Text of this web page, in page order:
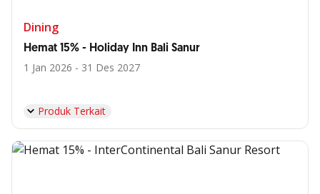
Dining
Hemat 15% - Holiday Inn Bali Sanur
1 Jan 2026 - 31 Des 2027
Produk Terkait